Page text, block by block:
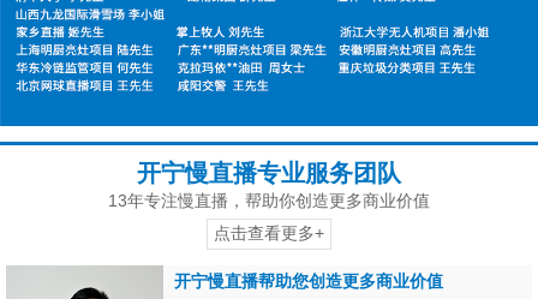
开宁慢直播专业服务团队
13年专注慢直播，帮助你创造更多商业价值
点击查看更多+
开宁慢直播帮助您创造更多商业价值